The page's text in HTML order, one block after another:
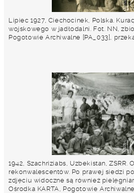
Lipiec 1927, Ciechocinek, Polska.
wojskowego w jadłodalni. Fot. NN,
Pogotowie Archiwalne [PA_033],
1942, Szachriziabs, Uzbekistan, ZSRR.
rekonwalescentów. Po prawej siedzi
zdjęciu widoczne są również
Ośrodka KARTA, Pogotowie